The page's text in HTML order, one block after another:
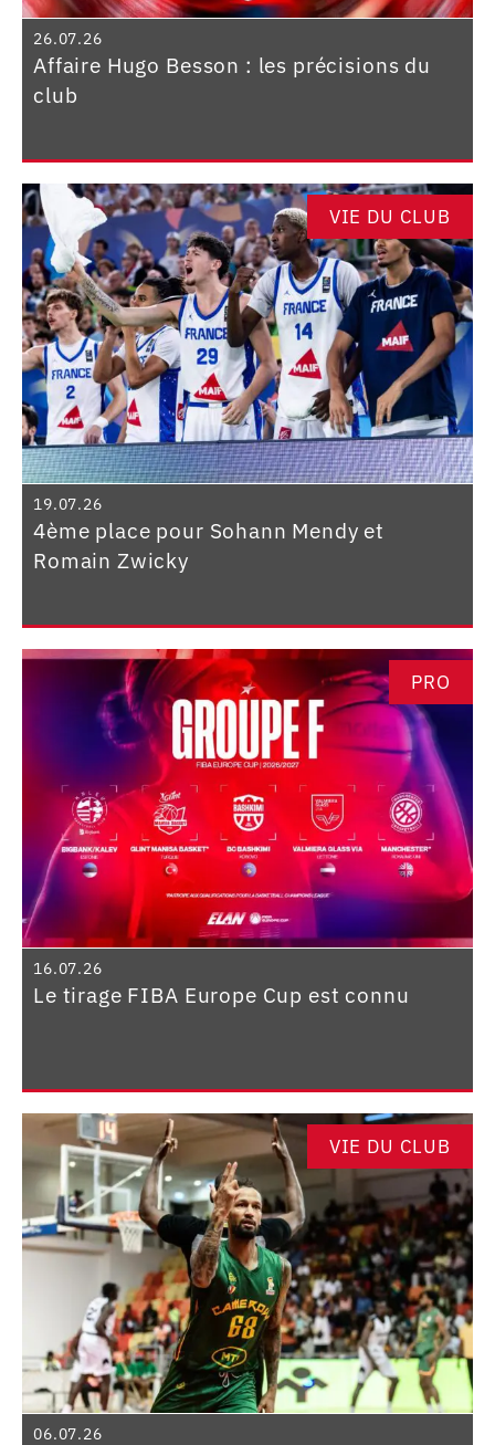
26.07.26
Affaire Hugo Besson : les précisions du
club
VIE DU CLUB
19.07.26
4ème place pour Sohann Mendy et
Romain Zwicky
PRO
16.07.26
Le tirage FIBA Europe Cup est connu
VIE DU CLUB
06.07.26